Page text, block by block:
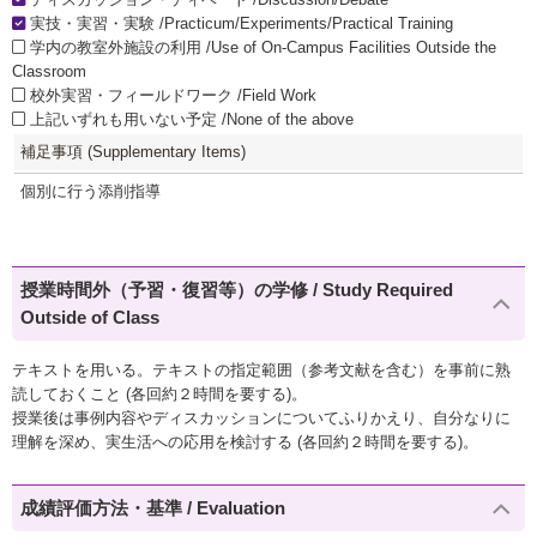
実技・実習・実験 /Practicum/Experiments/Practical Training
学内の教室外施設の利用 /Use of On-Campus Facilities Outside the
Classroom
校外実習・フィールドワーク /Field Work
上記いずれも用いない予定 /None of the above
補足事項 (Supplementary Items)
個別に行う添削指導
授業時間外（予習・復習等）の学修 / Study Required
Outside of Class
テキストを用いる。テキストの指定範囲（参考文献を含む）を事前に熟
読しておくこと (各回約２時間を要する)。
授業後は事例内容やディスカッションについてふりかえり、自分なりに
理解を深め、実生活への応用を検討する (各回約２時間を要する)。
成績評価方法・基準 / Evaluation